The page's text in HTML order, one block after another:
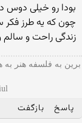
بودا رو خیلی دوس
چون که یه طرز فکر
زندگی راحت و
برین به فلسفه هنر
پاسخ بازگفت